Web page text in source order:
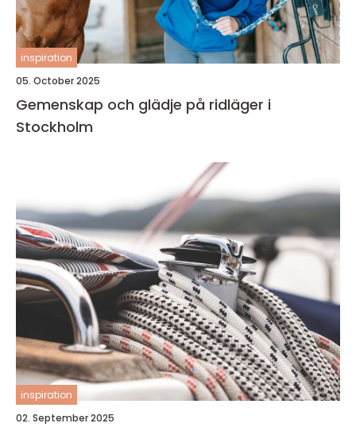
inspiration
05. October 2025
Gemenskap och glädje på ridläger i
Stockholm
inspiration
02. September 2025